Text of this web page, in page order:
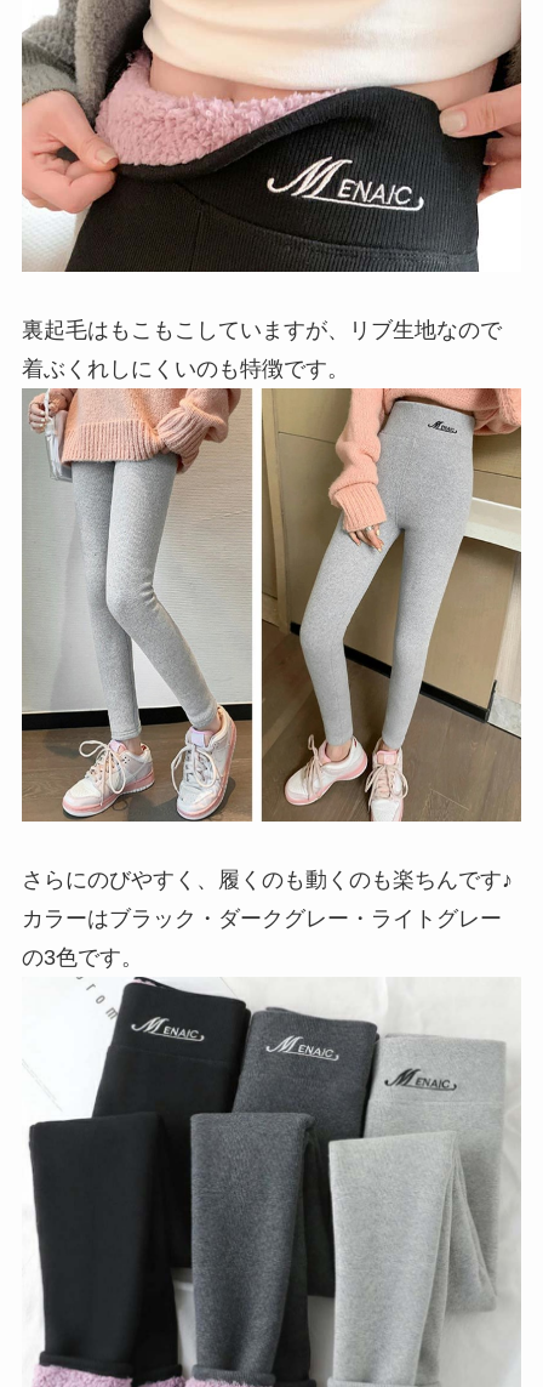
裏起毛はもこもこしていますが、リブ生地なので
着ぶくれしにくいのも特徴です。
さらにのびやすく、履くのも動くのも楽ちんです♪
カラーはブラック・ダークグレー・ライトグレー
の3色です。